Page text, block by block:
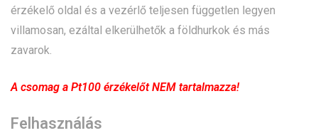
érzékelő oldal és a vezérlő teljesen független legyen
villamosan, ezáltal elkerülhetők a földhurkok és más
zavarok.
A csomag a Pt100 érzékelőt NEM tartalmazza!
Felhasználás